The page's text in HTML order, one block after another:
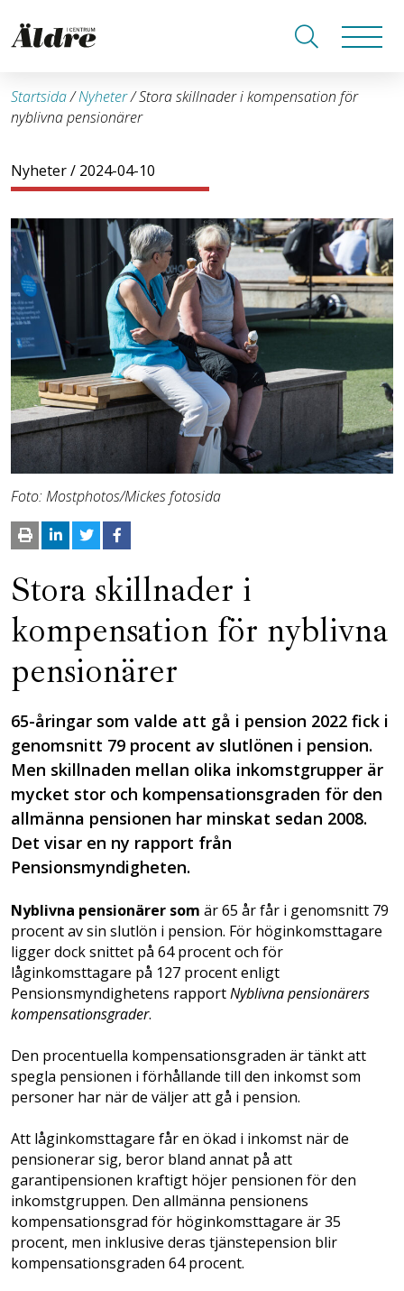
Startsida/Nyheter/Stora skillnader i kompensation för
nyblivna pensionärer
Nyheter/ 2024-04-10
Foto: Mostphotos/Mickes fotosida
Stora skillnader i
kompensation för nyblivna
pensionärer
65-åringar som valde att gå i pension 2022 fick i
genomsnitt 79 procent av slutlönen i pension.
Men skillnaden mellan olika inkomstgrupper är
mycket stor och kompensationsgraden för den
allmänna pensionen har minskat sedan 2008.
Det visar en ny rapport från
Pensionsmyndigheten.
Nyblivna pensionärer som är 65 år får i genomsnitt 79
procent av sin slutlön i pension. För höginkomsttagare
ligger dock snittet på 64 procent och för
låginkomsttagare på 127 procent enligt
Pensionsmyndighetens rapportNyblivna pensionärers
kompensationsgrader.
Den procentuella kompensationsgraden är tänkt att
spegla pensionen i förhållande till den inkomst som
personer har när de väljer att gå i pension.
Att låginkomsttagare får en ökad i inkomst när de
pensionerar sig, beror bland annat på att
garantipensionen kraftigt höjer pensionen för den
inkomstgruppen. Den allmänna pensionens
kompensationsgrad för höginkomsttagare är 35
procent, men inklusive deras tjänstepension blir
kompensationsgraden 64 procent.